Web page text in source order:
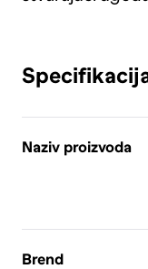
Naziv proizvoda
Brend